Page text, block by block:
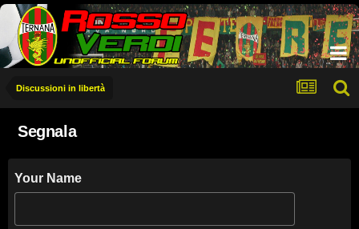
Discussioni in libertà
Segnala
Your Name